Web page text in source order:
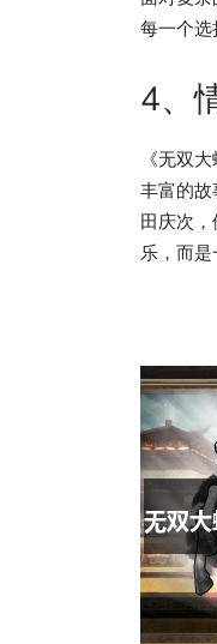
每一个选
4、
《无双
丰富的
田庆次
乐，而是